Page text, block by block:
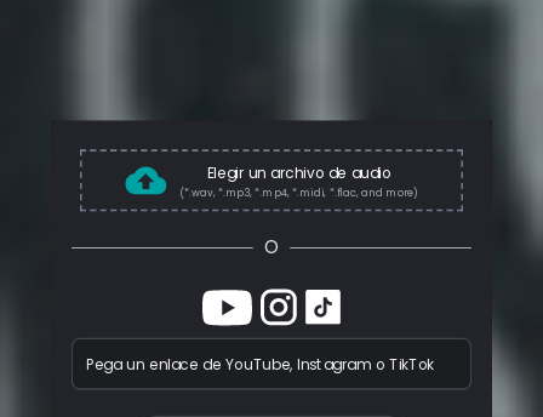
Elegir un archivo de audio
(*.wav, *.mp3, *.mp4, *.midi, *.flac, and more)
O
Pega un enlace de YouTube, Instagram o TikTok